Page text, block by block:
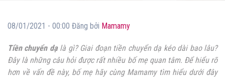
08/01/2021 - 00:00 Đăng bởi Mamamy
Tiền chuyển dạlà gì? Giai đoạn tiền chuyển dạ kéo dài bao lâu?
Đây là những câu hỏi được rất nhiều bố mẹ quan tâm. Để hiểu rõ
hơn về vấn đề này, bố mẹ hãy cùng Mamamy tìm hiểu dưới đây